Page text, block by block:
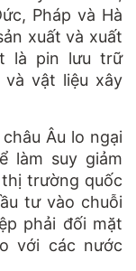
Pháp và Hà
xuất và xuất
là pin lưu trữ
và vật liệu xây
Âu lo ngại
làm suy giảm
trường quốc
tư vào chuỗi
phải đối mặt
với các nước